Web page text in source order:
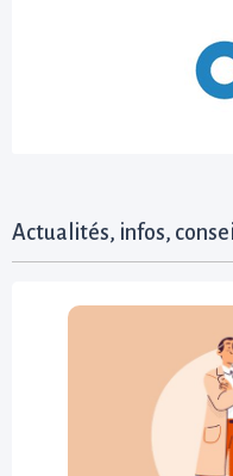
Actualités, infos,